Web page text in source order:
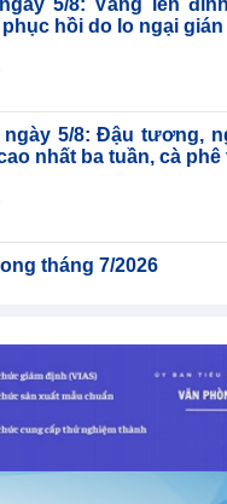
5/8: Vàng lên
hồi do lo ngại
5/8: Đậu tương,
nhất ba tuần, cà phê
tháng 7/2026
mại Việt Nam - Ấn Độ